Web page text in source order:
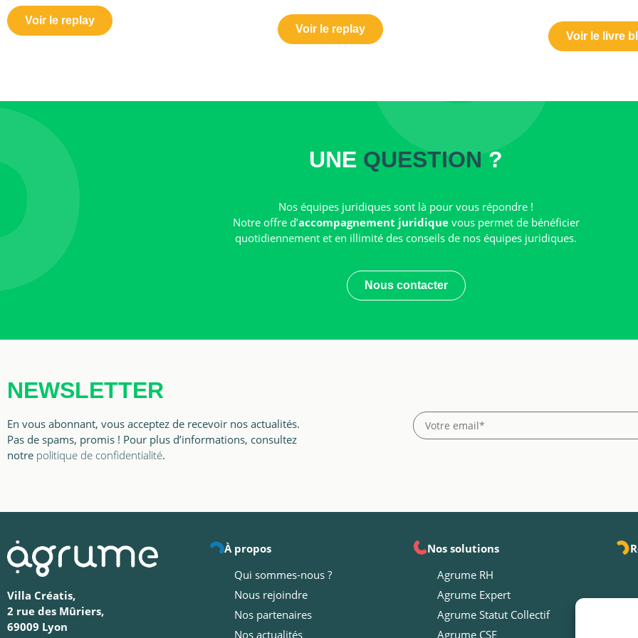
Voir le replay
Voir le replay
Voir le livre
UNE QUESTION ?
Nos équipes juridiques sont là pour vous répondre !
Notre offre d’accompagnement juridiquevous permet de bénéficier
quotidiennement et en illimité des conseils de nos équipes juridiques.
Nous contacter
NEWSLETTER
En vous abonnant, vous acceptez de recevoir nos actualités.
Pas de spams, promis ! Pour plus d’informations, consultez
notre politique de confidentialité.
Villa Créatis,
2 rue des Mûriers,
69009 Lyon
À propos
Qui sommes-nous ?
Nous rejoindre
Nos partenaires
Nos actualités
Nos solutions
Agrume RH
Agrume Expert
Agrume Statut Collectif
Agrume CSE